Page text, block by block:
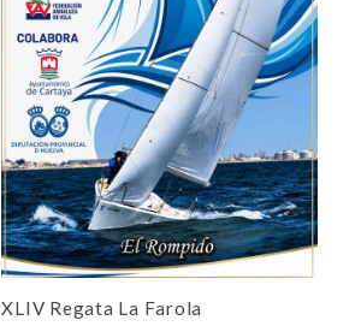
XLIV Regata La Farola